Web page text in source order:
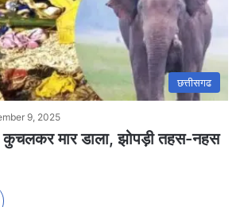
छत्तीसगढ
9, 2025
कुचलकर मार डाला, झोपड़ी तहस-नहस